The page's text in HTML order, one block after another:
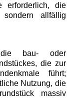
erforderlich, die
sondern allfällig
bau- oder
die zur
führt;
Nutzung, die
massiv